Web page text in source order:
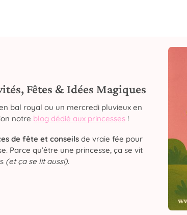
Fêtes & Idées Magiques
bal royal ou un mercredi pluvieux en
notre blog dédié aux princesses !
de fête et conseilsde vraie fée pour
Parce qu’être une princesse, ça se vit
(et ça se lit aussi).